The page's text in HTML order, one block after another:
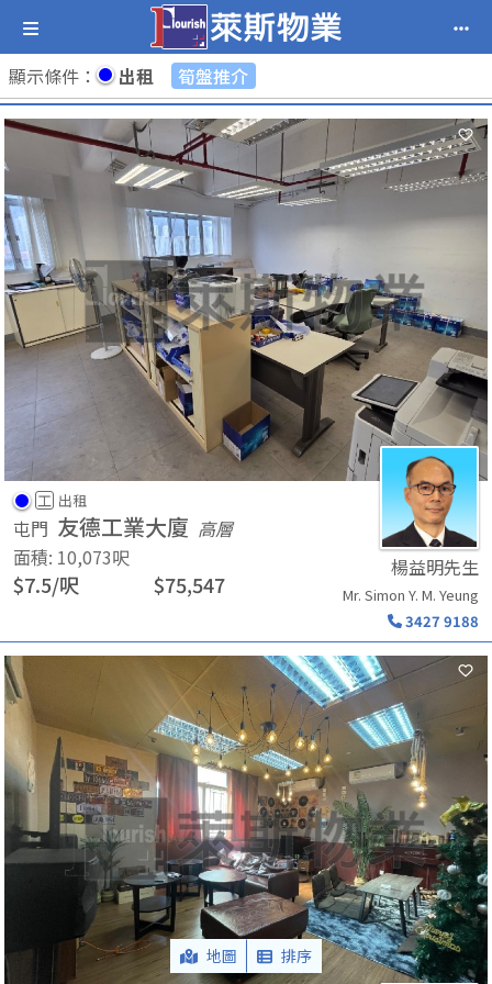
顯示條件 ： 出租 筍盤推介
工 出租
屯門 友德工業大廈 高層
面積: 10,073呎
$7.5/呎 $75,547
楊益明先生
Mr. Simon Y. M. Yeung
3427 9188
地圖 排序